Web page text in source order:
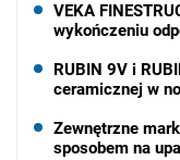
VEKA
wykończeniu
RUBIN 9V i
ceramicznej w
Zewnętrzne
sposobem na